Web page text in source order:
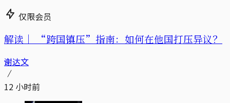
仅限会员
解读｜ “跨国镇压”指南：如何在他国打压异议？
谢达文
12 小时前